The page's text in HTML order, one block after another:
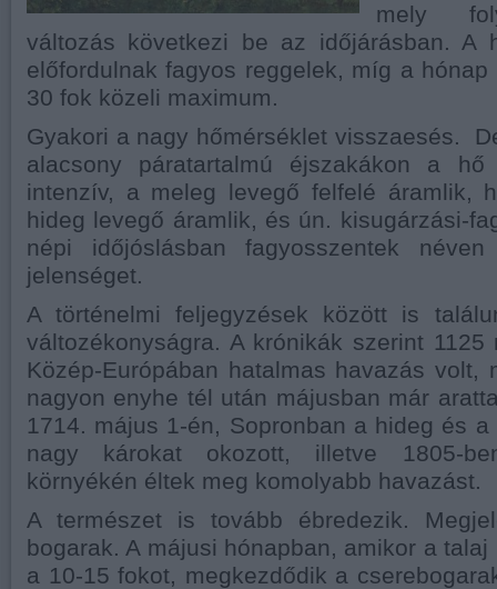
mely
változás következi be az időjárásban. A
előfordulnak fagyos reggelek, míg a
30 fok közeli maximum.
Gyakori a nagy hőmérséklet visszaesés.
alacsony páratartalmú éjszakákon a hő
intenzív, a meleg levegő felfelé áramlik,
hideg levegő áramlik, és ún. kisugárzási-
népi időjóslásban fagyosszentek
jelenséget.
A történelmi feljegyzések között is
változékonyságra. A krónikák szerint 1125
Közép-Európában hatalmas havazás volt,
nagyon enyhe tél után májusban már
1714. május 1-én, Sopronban a hideg és
nagy károkat okozott, illetve 1805-
környékén éltek meg komolyabb havazást.
A természet is tovább ébredezik.
bogarak. A májusi hónapban, amikor a
a 10-15 fokot, megkezdődik a